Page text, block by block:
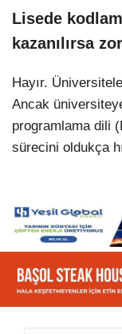
Lisede
kazanılırsa
Hayır.
Ancak
programlama dili
sürecini oldukça